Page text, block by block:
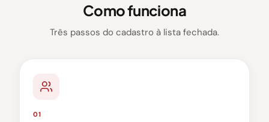
Como funciona
Três passos do cadastro à lista fechada.
01